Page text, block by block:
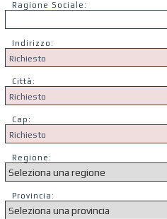
Ragione Sociale:
Indirizzo:
Città:
Cap:
Regione:
Provincia: